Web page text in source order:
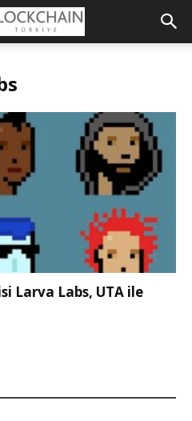
Larva Labs, UTA ile